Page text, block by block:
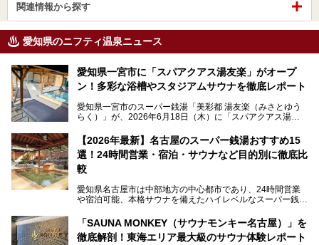
関連情報から探す
愛知県のニフティ温泉ニュース
愛知県一宮市に「スパアクアス湯友楽」がオープ
ン！多彩な浴槽やスタジアムサウナを徹底レポート
愛知県一宮市のスーパー銭湯「美彩都 湯友楽（みさとゆう
らく）」が、2026年6月18日（木）に「スパアクアス湯友
この地で30年にわたり愛され続けてきた施設だからこそ、
地元住民をはじめオープンを待ちわびている人も多いのでは
ないでしょうか。
老朽化した設備の補修を機に、2年前からじっくり構想を練
ってきたというだけあって、館内の充実度は想像以上。
以前の4倍に拡張したという露天エリアや10の浴槽、40人収
容の巨大なスタジアムサウナに、岩盤浴やリラクゼーション
までまるごと楽しめる施設に生まれ変わりました。
今回は、全面リニューアルして新しくなった「スパアクアス
【2026年最新】名古屋のスーパー銭湯おすすめ15
選！24時間営業・宿泊・サウナなど目的別に徹底比
較
愛知県名古屋市は中部地方の中心都市であり、24時間営業
や宿泊可能、本格サウナを備えたハイレベルなスーパー銭湯
そのため、「日々の仕事の疲れを心身ともにリセットした
い」「休日に時間を忘れて1日中ダラダラ過ごしたい」「コ
「SAUNA MONKEY（サウナモンキー名古屋）」を
徹底解剖！東海エリア最大級のサウナ体験レポート